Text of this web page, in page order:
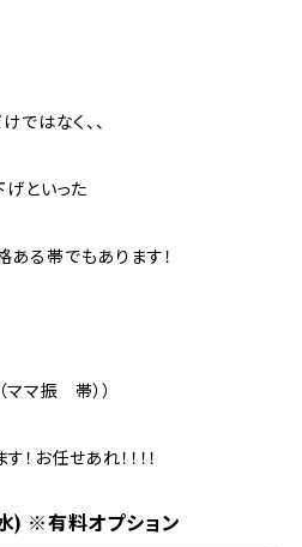
ではなく、、
げといった
る帯でもあります！
マ振 帯））
お任せあれ！！！！
) ※有料オプション